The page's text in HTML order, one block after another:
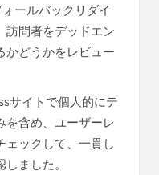
ールバックリダイ
訪問者をデッドエン
かどうかをレビュー
サイトで個人的にテ
を含め、ユーザーレ
ェックして、一貫し
ました。